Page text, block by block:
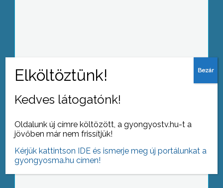
A hit védelme, a szegények szolgálata.
Szeretetszolgálatnak
Kedves látogatónk!
Oldalunk új címre költözött, a gyongyostv.hu-t a
jövőben már nem frissítjük!
Kérjük kattintson IDE és ismerje meg új portálunkat a
gyongyosma.hu címen!